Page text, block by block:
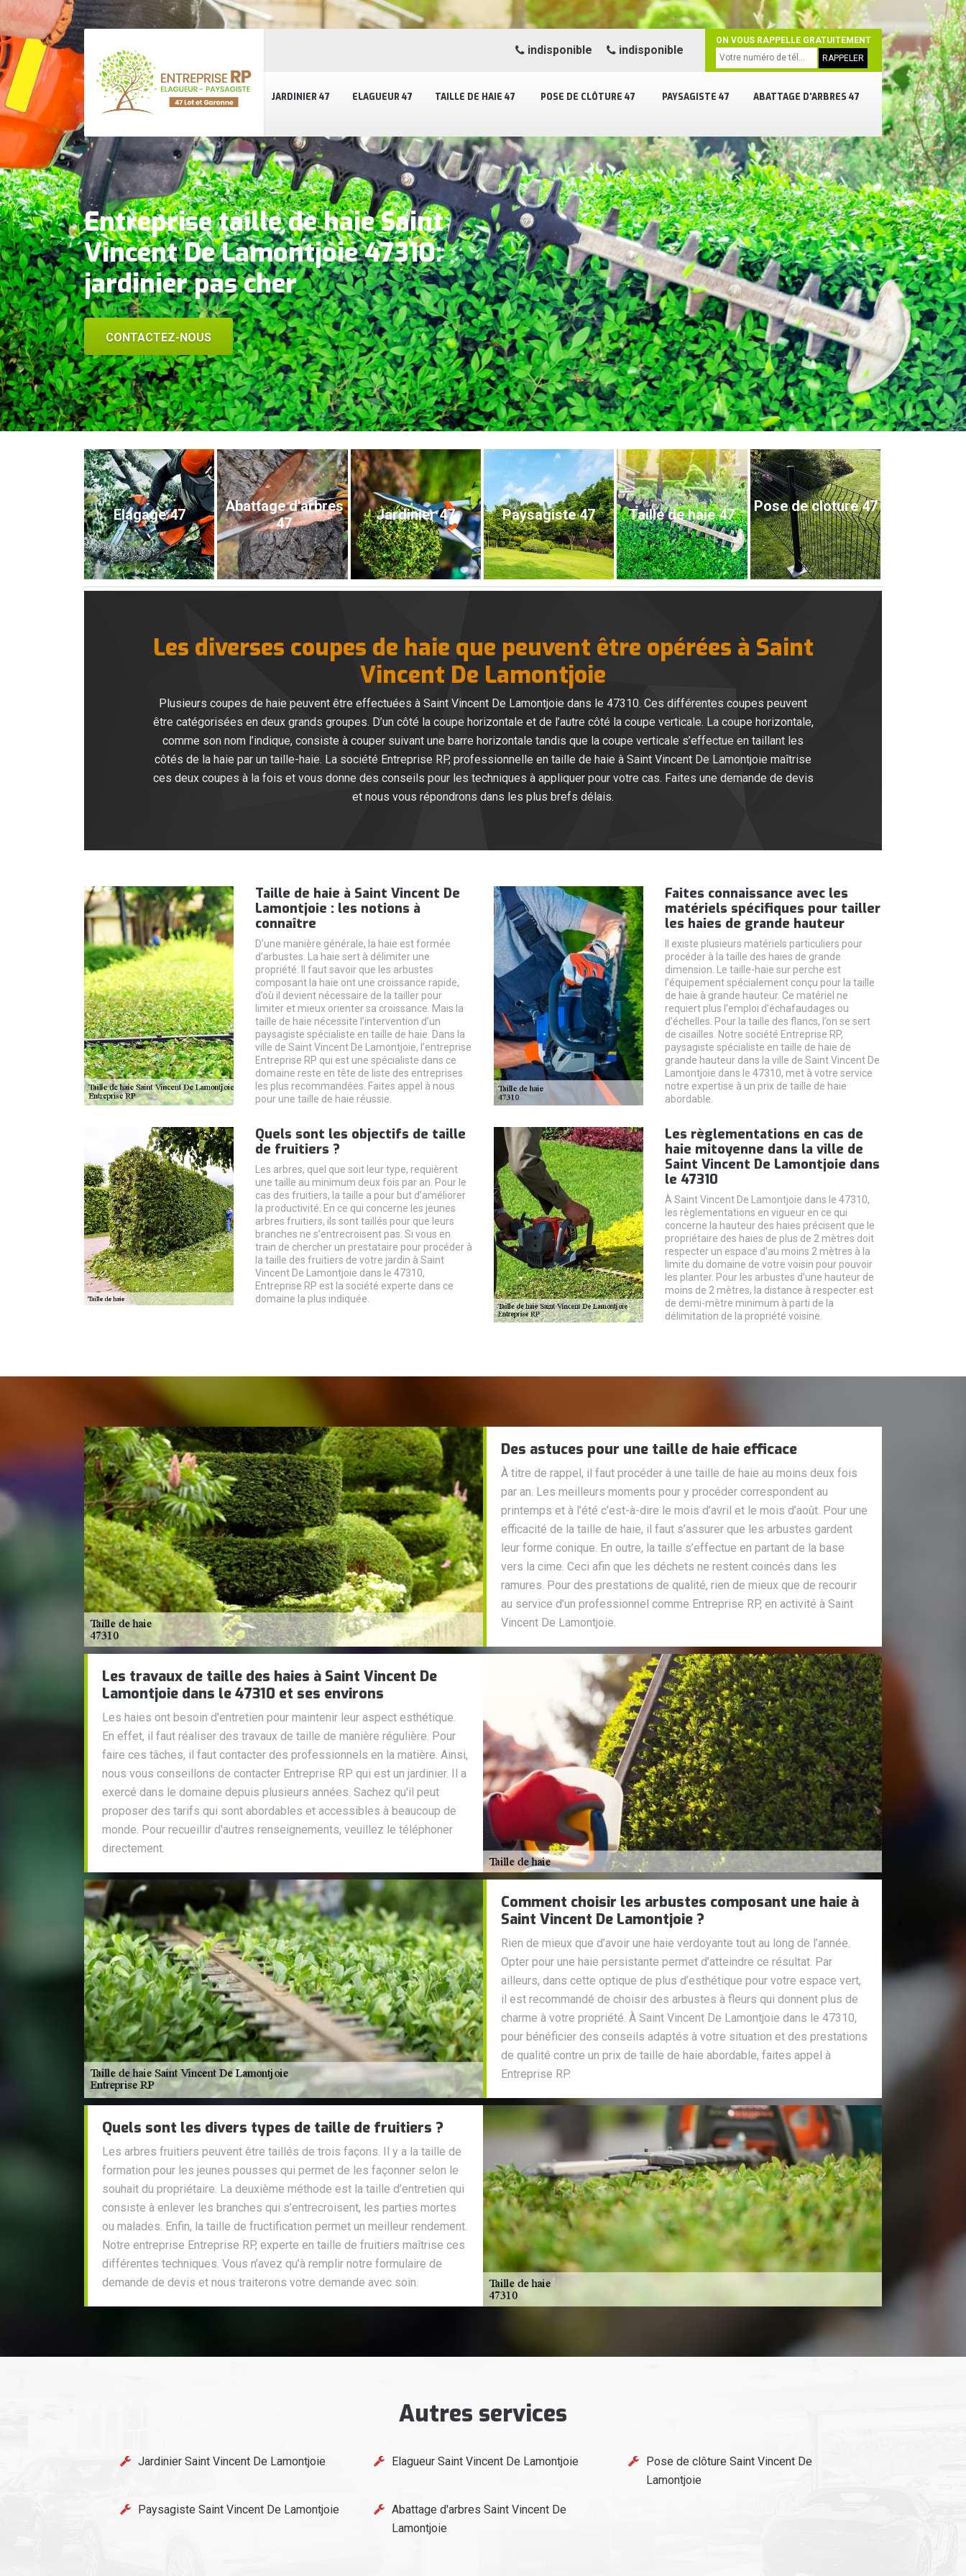
JARDINIER 47 ELAGUEUR 47 TAILLE DE HAIE 47 POSE DE CLÔTURE 47 PAYSAGISTE 47 ABATTAGE D'ARBRES 47
indisponible indisponible
ON VOUS RAPPELLE GRATUITEMENT
Entreprise taille de haie Saint
Vincent De Lamontjoie 47310:
jardinier pas cher
CONTACTEZ-NOUS
Elagage 47
Abattage d'arbres
47
Jardinier 47 Paysagiste 47 Taille de haie 47 Pose de cloture 47
Les diverses coupes de haie que peuvent être opérées à Saint
Vincent De Lamontjoie
Plusieurs coupes de haie peuvent être effectuées à Saint Vincent De Lamontjoie dans le 47310. Ces différentes coupes peuvent
être catégorisées en deux grands groupes. D’un côté la coupe horizontale et de l’autre côté la coupe verticale. La coupe horizontale,
comme son nom l’indique, consiste à couper suivant une barre horizontale tandis que la coupe verticale s’effectue en taillant les
côtés de la haie par un taille-haie. La société Entreprise RP, professionnelle en taille de haie à Saint Vincent De Lamontjoie maîtrise
ces deux coupes à la fois et vous donne des conseils pour les techniques à appliquer pour votre cas. Faites une demande de devis
et nous vous répondrons dans les plus brefs délais.
Taille de haie à Saint Vincent De
Lamontjoie : les notions à
connaître
D’une manière générale, la haie est formée
d’arbustes. La haie sert à délimiter une
propriété. Il faut savoir que les arbustes
composant la haie ont une croissance rapide,
d’où il devient nécessaire de la tailler pour
limiter et mieux orienter sa croissance. Mais la
taille de haie nécessite l’intervention d’un
paysagiste spécialiste en taille de haie. Dans la
ville de Saint Vincent De Lamontjoie, l’entreprise
Entreprise RP qui est une spécialiste dans ce
domaine reste en tête de liste des entreprises
les plus recommandées. Faites appel à nous
pour une taille de haie réussie.
Faites connaissance avec les
matériels spécifiques pour tailler
les haies de grande hauteur
Il existe plusieurs matériels particuliers pour
procéder à la taille des haies de grande
dimension. Le taille-haie sur perche est
l’équipement spécialement conçu pour la taille
de haie à grande hauteur. Ce matériel ne
requiert plus l’emploi d’échafaudages ou
d’échelles. Pour la taille des flancs, l’on se sert
de cisailles. Notre société Entreprise RP,
paysagiste spécialiste en taille de haie de
grande hauteur dans la ville de Saint Vincent De
Lamontjoie dans le 47310, met à votre service
notre expertise à un prix de taille de haie
abordable.
Quels sont les objectifs de taille
de fruitiers ?
Les arbres, quel que soit leur type, requièrent
une taille au minimum deux fois par an. Pour le
cas des fruitiers, la taille a pour but d’améliorer
la productivité. En ce qui concerne les jeunes
arbres fruitiers, ils sont taillés pour que leurs
branches ne s’entrecroisent pas. Si vous en
train de chercher un prestataire pour procéder à
la taille des fruitiers de votre jardin à Saint
Vincent De Lamontjoie dans le 47310,
Entreprise RP est la société experte dans ce
domaine la plus indiquée.
Les règlementations en cas de
haie mitoyenne dans la ville de
Saint Vincent De Lamontjoie dans
le 47310
À Saint Vincent De Lamontjoie dans le 47310,
les règlementations en vigueur en ce qui
concerne la hauteur des haies précisent que le
propriétaire des haies de plus de 2 mètres doit
respecter un espace d’au moins 2 mètres à la
limite du domaine de votre voisin pour pouvoir
les planter. Pour les arbustes d’une hauteur de
moins de 2 mètres, la distance à respecter est
de demi-mètre minimum à parti de la
délimitation de la propriété voisine.
Des astuces pour une taille de haie efficace
À titre de rappel, il faut procéder à une taille de haie au moins deux fois
par an. Les meilleurs moments pour y procéder correspondent au
printemps et à l’été c’est-à-dire le mois d’avril et le mois d’août. Pour une
efficacité de la taille de haie, il faut s’assurer que les arbustes gardent
leur forme conique. En outre, la taille s’effectue en partant de la base
vers la cime. Ceci afin que les déchets ne restent coincés dans les
ramures. Pour des prestations de qualité, rien de mieux que de recourir
au service d’un professionnel comme Entreprise RP, en activité à Saint
Vincent De Lamontjoie.
Les travaux de taille des haies à Saint Vincent De
Lamontjoie dans le 47310 et ses environs
Les haies ont besoin d'entretien pour maintenir leur aspect esthétique.
En effet, il faut réaliser des travaux de taille de manière régulière. Pour
faire ces tâches, il faut contacter des professionnels en la matière. Ainsi,
nous vous conseillons de contacter Entreprise RP qui est un jardinier. Il a
exercé dans le domaine depuis plusieurs années. Sachez qu'il peut
proposer des tarifs qui sont abordables et accessibles à beaucoup de
monde. Pour recueillir d'autres renseignements, veuillez le téléphoner
directement.
Comment choisir les arbustes composant une haie à
Saint Vincent De Lamontjoie ?
Rien de mieux que d’avoir une haie verdoyante tout au long de l’année.
Opter pour une haie persistante permet d’atteindre ce résultat. Par
ailleurs, dans cette optique de plus d’esthétique pour votre espace vert,
il est recommandé de choisir des arbustes à fleurs qui donnent plus de
charme à votre propriété. À Saint Vincent De Lamontjoie dans le 47310,
pour bénéficier des conseils adaptés à votre situation et des prestations
de qualité contre un prix de taille de haie abordable, faites appel à
Entreprise RP.
Quels sont les divers types de taille de fruitiers ?
Les arbres fruitiers peuvent être taillés de trois façons. Il y a la taille de
formation pour les jeunes pousses qui permet de les façonner selon le
souhait du propriétaire. La deuxième méthode est la taille d’entretien qui
consiste à enlever les branches qui s’entrecroisent, les parties mortes
ou malades. Enfin, la taille de fructification permet un meilleur rendement.
Notre entreprise Entreprise RP, experte en taille de fruitiers maîtrise ces
différentes techniques. Vous n’avez qu’à remplir notre formulaire de
demande de devis et nous traiterons votre demande avec soin.
Autres services
Jardinier Saint Vincent De Lamontjoie Elagueur Saint Vincent De Lamontjoie
Pose de clôture Saint Vincent De
Lamontjoie
Paysagiste Saint Vincent De Lamontjoie
Abattage d'arbres Saint Vincent De
Lamontjoie